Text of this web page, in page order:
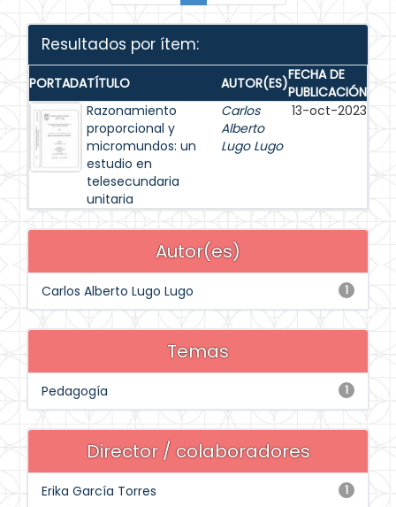
Resultados por ítem:
PORTADATÍTULO AUTOR(ES)FECHA DE
PUBLICACIÓN
Razonamiento
proporcional y
micromundos: un
estudio en
telesecundaria
unitaria
Carlos
Alberto
Lugo Lugo
13-oct-2023
Autor(es)
1
Carlos Alberto Lugo Lugo
Temas
1
Pedagogía
Director / colaboradores
1
Erika García Torres